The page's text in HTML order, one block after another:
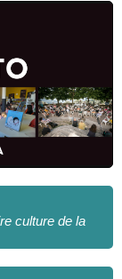
culture de la